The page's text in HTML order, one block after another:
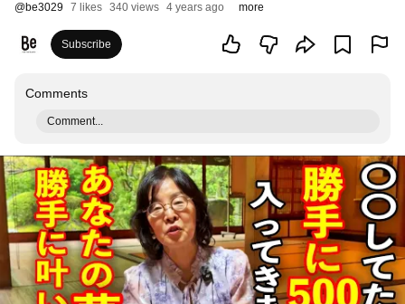
@be3029 7 likes 340 views 4 years ago more
Subscribe
Comments
Comment...